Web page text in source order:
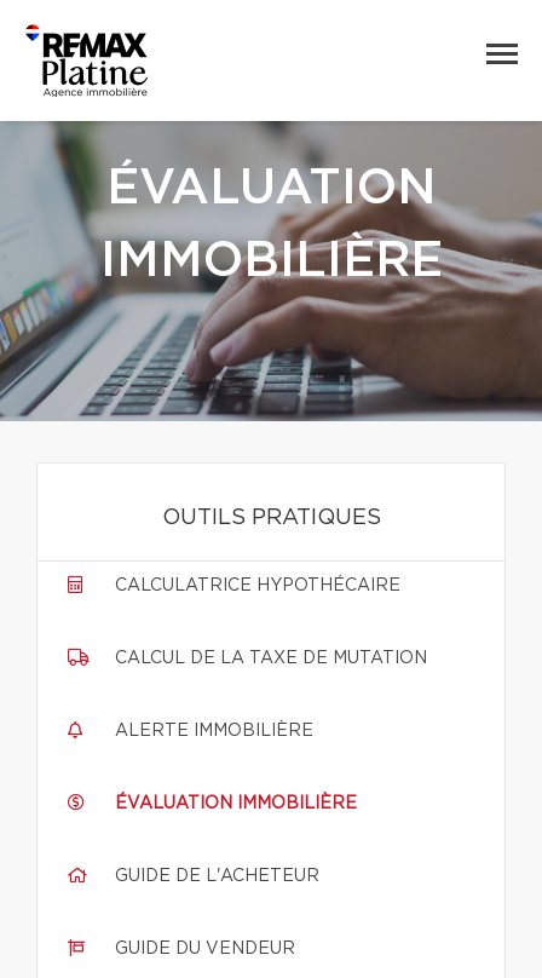
ÉVALUATION
IMMOBILIÈRE
OUTILS PRATIQUES
CALCULATRICE HYPOTHÉCAIRE
CALCUL DE LA TAXE DE MUTATION
ALERTE IMMOBILIÈRE
ÉVALUATION IMMOBILIÈRE
GUIDE DE L'ACHETEUR
GUIDE DU VENDEUR